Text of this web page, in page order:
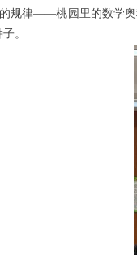
规律——桃园 里 的数学
子。